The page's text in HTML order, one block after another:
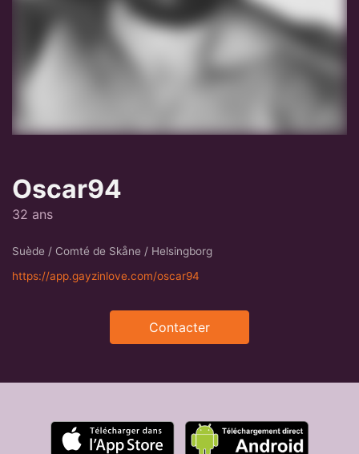
Oscar94
32 ans
Suède / Comté de Skåne / Helsingborg
https://app.gayzinlove.com/oscar94
Contacter